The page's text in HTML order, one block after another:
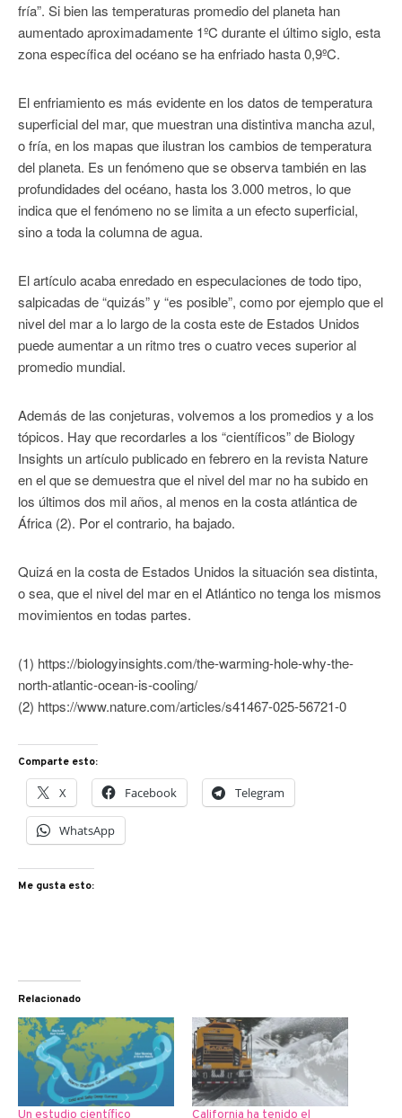
fría”. Si bien las temperaturas promedio del planeta han
aumentado aproximadamente 1ºC durante el último siglo, esta
zona específica del océano se ha enfriado hasta 0,9ºC.
El enfriamiento es más evidente en los datos de temperatura
superficial del mar, que muestran una distintiva mancha azul,
o fría, en los mapas que ilustran los cambios de temperatura
del planeta. Es un fenómeno que se observa también en las
profundidades del océano, hasta los 3.000 metros, lo que
indica que el fenómeno no se limita a un efecto superficial,
sino a toda la columna de agua.
El artículo acaba enredado en especulaciones de todo tipo,
salpicadas de “quizás” y “es posible”, como por ejemplo que el
nivel del mar a lo largo de la costa este de Estados Unidos
puede aumentar a un ritmo tres o cuatro veces superior al
promedio mundial.
Además de las conjeturas, volvemos a los promedios y a los
tópicos. Hay que recordarles a los “científicos” de Biology
Insights un artículo publicado en febrero en la revista Nature
en el que se demuestra que el nivel del mar no ha subido en
los últimos dos mil años, al menos en la costa atlántica de
África (2). Por el contrario, ha bajado.
Quizá en la costa de Estados Unidos la situación sea distinta,
o sea, que el nivel del mar en el Atlántico no tenga los mismos
movimientos en todas partes.
(1) https://biologyinsights.com/the-warming-hole-why-the-
north-atlantic-ocean-is-cooling/
(2) https://www.nature.com/articles/s41467-025-56721-0
Comparte esto:
X Facebook Telegram
WhatsApp
Me gusta esto:
Relacionado